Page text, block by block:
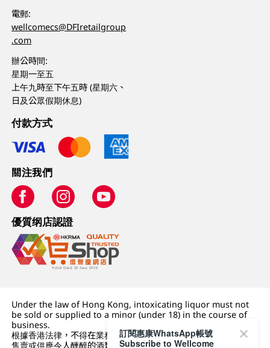
電郵:
wellcomecs@DFIretailgroup
.com
辦公時間:
星期一至五
上午九時至下午五時 (星期六、
日及公眾假期休息)
付款方式
關注我們
優質纲店認證
Under the law of Hong Kong, intoxicating liquor must not
be sold or supplied to a minor (under 18) in the course of
business.
根據香港法律，不得在業務過程中，向未成年人 (18 歲以下人士)
售賣或供應令人醺醉的酒類。
訂閱惠康WhatsApp帳號
Subscribe to Wellcome